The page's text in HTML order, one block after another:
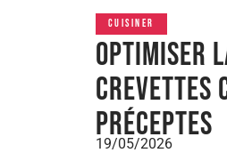
CUISINER
Optimiser
crevettes
préceptes
19/05/2026